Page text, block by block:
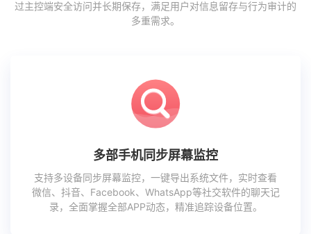
过主控端安全访问并长期保存，满足用户对信息留存与行为审计的
多重需求。
多部手机同步屏幕监控
支持多设备同步屏幕监控，一键导出系统文件，实时查看
微信、抖音、Facebook、WhatsApp等社交软件的聊天记
录，全面掌握全部APP动态，精准追踪设备位置。